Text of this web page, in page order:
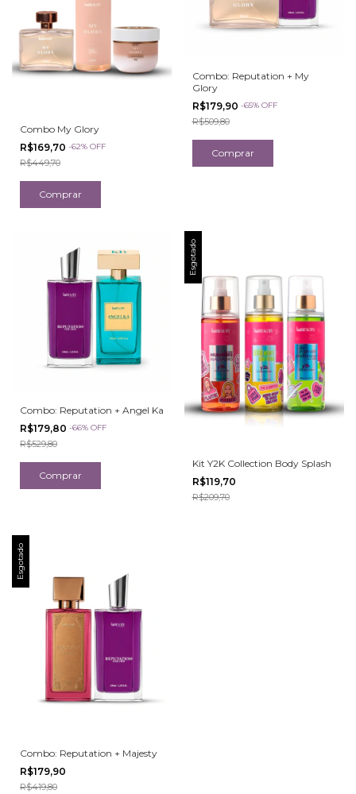
Combo My Glory
R$169,70 -62% OFF
R$449,70
Combo: Reputation + My
Glory
R$179,90 -65% OFF
R$509,80
Combo: Reputation + Angel Ka
R$179,80 -66% OFF
R$529,80
Esgotado
Kit Y2K Collection Body Splash
R$119,70
R$209,70
Esgotado
Combo: Reputation + Majesty
R$179,90
R$419,80